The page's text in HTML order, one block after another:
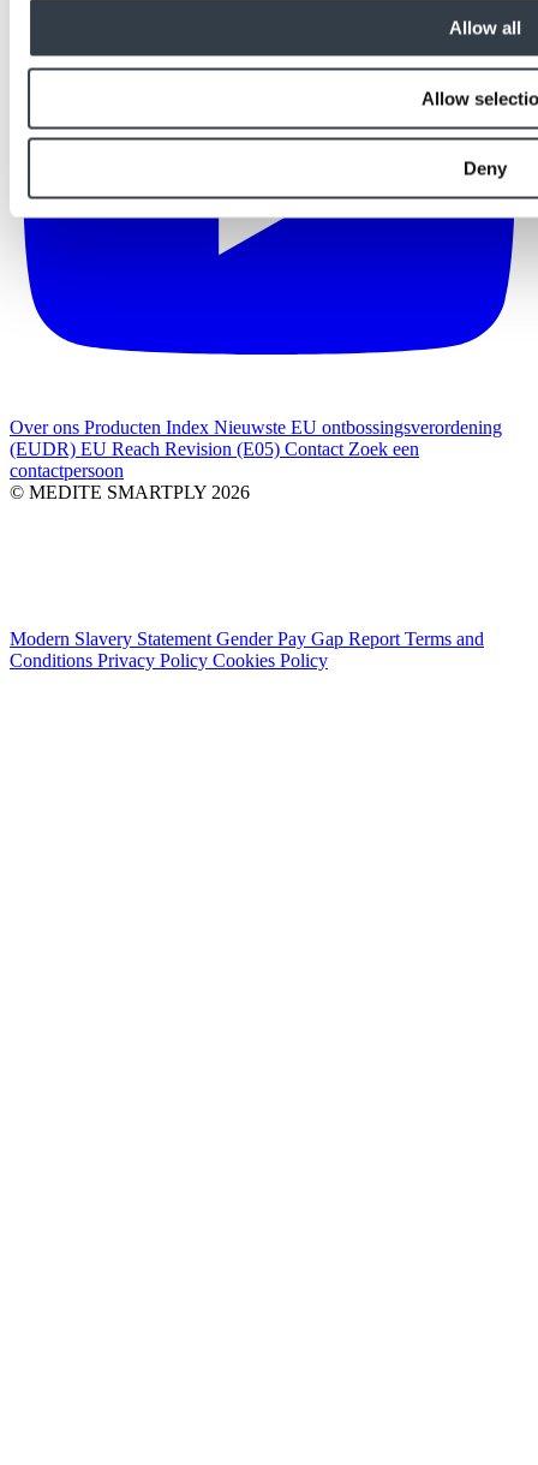
Allow all
Allow
Deny
Over ons Producten Index Nieuwste EU ontbossingsverordening
(EUDR) EU Reach Revision (E05) Contact Zoek een
contactpersoon
© MEDITE SMARTPLY 2026
Modern Slavery Statement Gender Pay Gap Report Terms and
Conditions Privacy Policy Cookies Policy